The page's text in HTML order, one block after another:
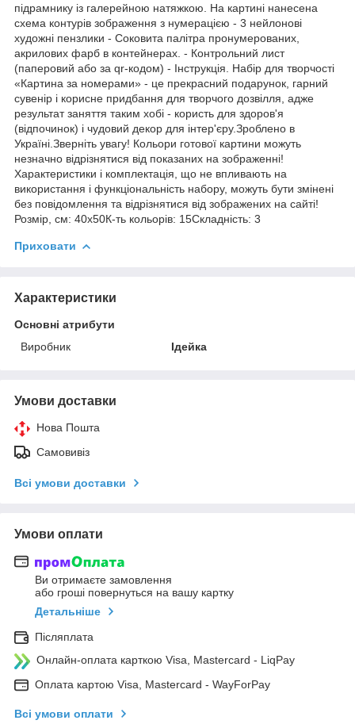
підрамнику із галерейною натяжкою. На картині нанесена
схема контурів зображення з нумерацією - 3 нейлонові
художні пензлики - Соковита палітра пронумерованих,
акрилових фарб в контейнерах. - Контрольний лист
(паперовий або за qr-кодом) - Інструкція. Набір для творчості
«Картина за номерами» - це прекрасний подарунок, гарний
сувенір і корисне придбання для творчого дозвілля, адже
результат заняття таким хобі - користь для здоров'я
(відпочинок) і чудовий декор для інтер'єру.Зроблено в
Україні.Зверніть увагу! Кольори готової картини можуть
незначно відрізнятися від показаних на зображенні!
Характеристики і комплектація, що не впливають на
використання і функціональність набору, можуть бути змінені
без повідомлення та відрізнятися від зображених на сайті!
Розмір, см: 40х50К-ть кольорiв: 15Складність: 3
Приховати
Характеристики
Основні атрибути
Виробник
Ідейка
Умови доставки
Нова Пошта
Самовивіз
Всі умови доставки
Умови оплати
Ви отримаєте замовлення
або гроші повернуться на вашу картку
Детальніше
Післяплата
Онлайн-оплата карткою Visa, Mastercard - LiqPay
Оплата картою Visa, Mastercard - WayForPay
Всі умови оплати